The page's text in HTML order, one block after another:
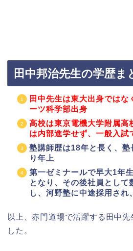
田中邦治先生の学歴ま
田中先生は東大出身ではな
ーツ科学部出身
高校は東京電機大学附属高
は内部進学せず、一般入試
塾講師歴は18年と長く、塾
り年上
第一ゼミナールで早大1年
となり、その後社員として
し、河野塾に中途採用され
以上、赤門道場で活躍する田中先
した。